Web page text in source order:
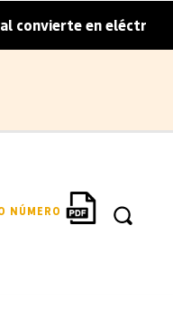
eléctrica el cien por
NÚMERO